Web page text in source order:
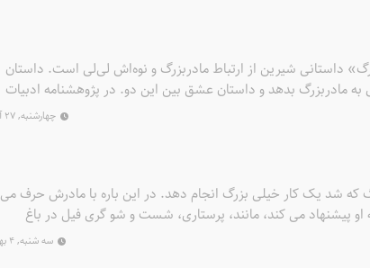
داستانی شیرین از ارتباط مادربزرگ و نوه‌اش لی‌لی است. داستان
مادربزرگ بدهد و داستان عشق بین این دو. در پژوهشنامه ادبیات
«هدیه‌ای برای مامان‌بزرگ» آمده است: «کلاهی که سر مادربزرگ رفت!
چهارشنبه, ۲۷ آبان
که شد یک کار خیلی بزرگ انجام دهد. در این باره با مادرش حرف می
پیشنهاد می کند، مانند، پرستاری، شست و شو گری فیل در باغ
کارهای دیگر. اما سوفی هیچ کدام از این شغل ها را دوست ندارد،
سه شنبه, ۴ بهمن